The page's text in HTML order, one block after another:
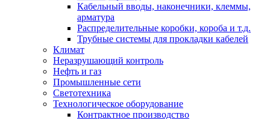
Кабельный вводы, наконечники, клеммы,
арматура
Распределительные коробки, короба и т.д.
Трубные системы для прокладки кабелей
Климат
Неразрушающий контроль
Нефть и газ
Промышленные сети
Светотехника
Технологическое оборудование
Контрактное производство